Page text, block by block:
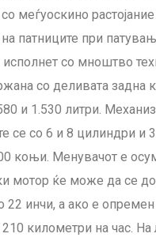
меѓуоскино
патниците при
со мноштво
со деливата задна
и 1.530 литри.
се со 6 и 8 цилиндри и
коњи. Менувачот е
мотор ќе може да се
22 инчи, а ако е
километри на час.